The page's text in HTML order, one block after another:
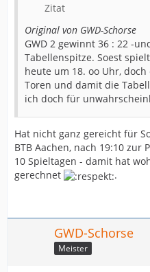
Zitat
Original von GWD-Schorse
GWD 2 gewinnt 36 : 22 -
Tabellenspitze. Soest
heute um 18. oo Uhr,
Toren und damit die
ich doch für
Hat nicht ganz gereicht für
BTB Aachen, nach 19:10 zur
10 Spieltagen - damit hat
gerechnet
.
GWD-Schorse
Meister